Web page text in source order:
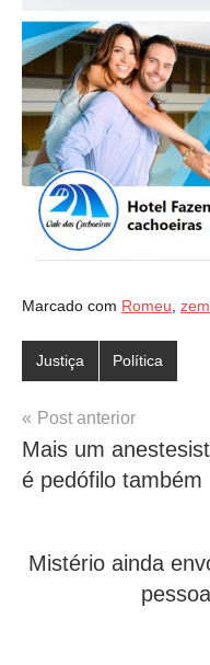
Marcado com Romeu
Justiça Política
Navegação
de
Post
Post anterior
Mais um
é pedófilo também
Mistério ainda